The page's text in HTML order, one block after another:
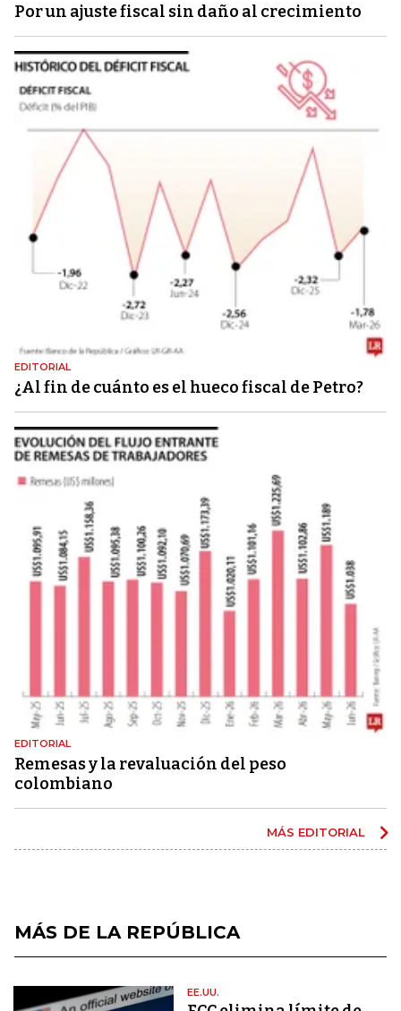
Por un ajuste fiscal sin daño al crecimiento
EDITORIAL
¿Al fin de cuánto es el hueco fiscal de Petro?
EDITORIAL
Remesas y la revaluación del peso
colombiano
MÁS EDITORIAL
MÁS DE LA REPÚBLICA
EE.UU.